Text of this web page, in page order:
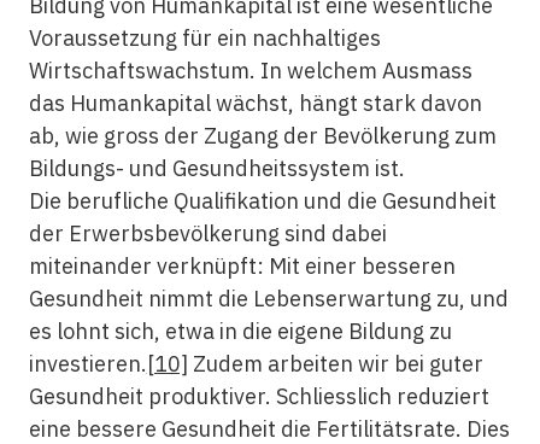
Voraussetzung für ein nachhaltiges
Wirtschaftswachstum. In welchem Ausmass
das Humankapital wächst, hängt stark davon
ab, wie gross der Zugang der Bevölkerung zum
Bildungs- und Gesundheitssystem ist.
Die berufliche Qualifikation und die Gesundheit
der Erwerbsbevölkerung sind dabei
miteinander verknüpft: Mit einer besseren
Gesundheit nimmt die Lebenserwartung zu, und
es lohnt sich, etwa in die eigene Bildung zu
investieren.[10] Zudem arbeiten wir bei guter
Gesundheit produktiver. Schliesslich reduziert
eine bessere Gesundheit die Fertilitätsrate. Dies